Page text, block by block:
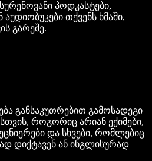
პოდკასტები,
თქვენს ხმაში,
გარეშე.
განსაკუთრებით გამოსადეგი
როგორიც არიან ექიმები,
და სხვები, რომლებიც
დიქტავენ ან ინგლისურად